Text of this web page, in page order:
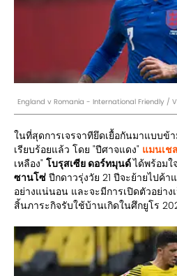
England v Romania - International Friendly /
ในที่สุดการเจรจาทียึดเยื้อกันมาแบบข้
เรียบร้อยแล้ว โดย "ปีศาจแดง" แมนเช
เหลือง" โบรุสเซีย ดอร์ทมุนด์ได้พร้อม
ซานโซ่ ปีกดาวรุ่งวัย 21 ปีจะย้ายไปค้
อย่างแน่นอน และจะมีการเปิดตัวอย่าง
สิ้นภาระกิจรับใช้บ้านเกิดในศึกยูโร